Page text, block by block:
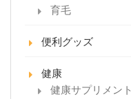
育毛
便利グッズ
健康
健康サプリメント